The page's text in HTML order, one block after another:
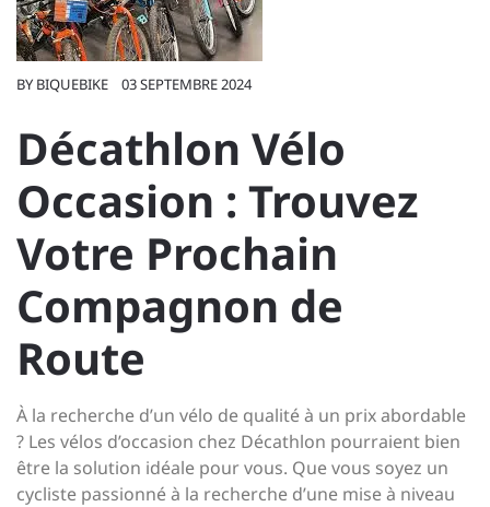
BY BIQUEBIKE 03 SEPTEMBRE 2024
Décathlon Vélo
Occasion : Trouvez
Votre Prochain
Compagnon de
Route
À la recherche d’un vélo de qualité à un prix abordable
? Les vélos d’occasion chez Décathlon pourraient bien
être la solution idéale pour vous. Que vous soyez un
cycliste passionné à la recherche d’une mise à niveau